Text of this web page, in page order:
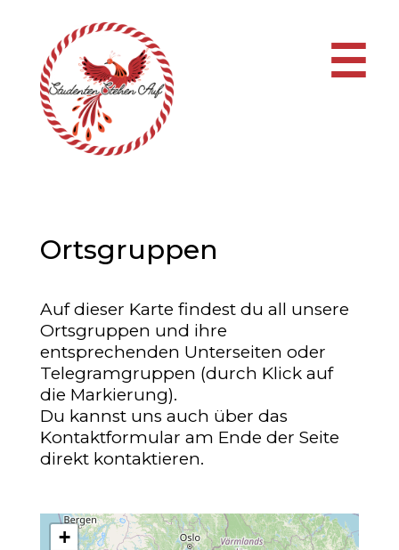
☰
Ortsgruppen
Auf dieser Karte findest du all unsere
Ortsgruppen und ihre
entsprechenden Unterseiten oder
Telegramgruppen (durch Klick auf
die Markierung).
Du kannst uns auch über das
Kontaktformular am Ende der Seite
direkt kontaktieren.
+